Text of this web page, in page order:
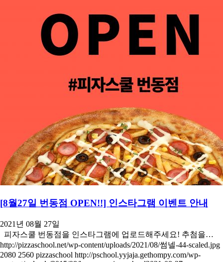
[8월27일 번동점 OPEN!!] 인스타그램 이벤트 안내
2021년 08월 27일
피자스쿨 번동점을 인스타그램에 업로드해주세요! 추첨을…
http://pizzaschool.net/wp-content/uploads/2021/08/썸넬-44-scaled.jpg
2080 2560 pizzaschool http://pschool.yyjaja.gethompy.com/wp-